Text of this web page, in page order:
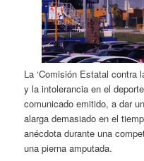
La ‘Comisión Estatal
y la intolerancia en el
comunicado emitido, a dar
alarga demasiado en el
anécdota durante una
una pierna amputada.